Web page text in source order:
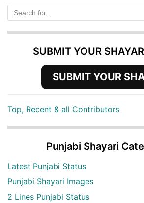
SUBMIT YOUR
SUBMIT YOUR
Top, Recent & all Contributors
Punjabi Shayari
Latest Punjabi Status
Punjabi Shayari Images
2 Lines Punjabi Status